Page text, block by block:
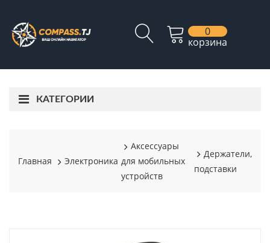
0
корзина
КАТЕГОРИИ
Главная Электроника
Аксессуары
для мобильных
устройств
Держатели,
подставки